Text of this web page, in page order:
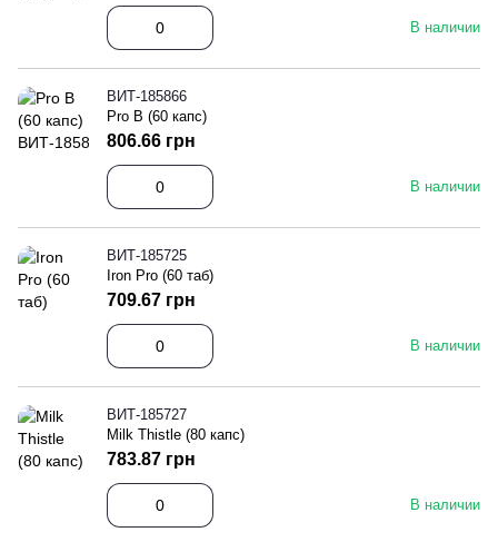
В наличии
ВИТ-185866
Pro B (60 капс)
В наличии
806.66 грн
ВИТ-185725
Iron Pro (60 таб)
В наличии
709.67 грн
ВИТ-185727
Milk Thistle (80 капс)
В наличии
783.87 грн